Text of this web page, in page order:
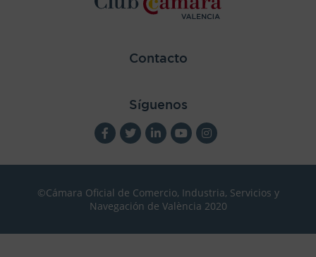
Contacto
Síguenos
©Cámara Oficial de Comercio, Industria, Servicios y
Navegación de València 2020